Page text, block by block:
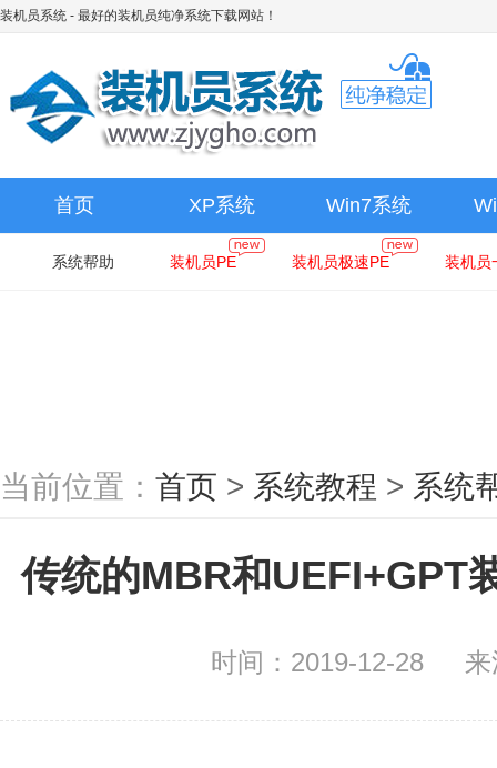
装机员系统 - 最好的装机员纯净系统下载网站！
首页 XP系统 Win7系统
系统帮助 装机员PE 装机员极速PE 装机员
当前位置： 首页 > 系统教程 > 系统
传统的MBR和UEFI+GPT
时间：2019-12-28